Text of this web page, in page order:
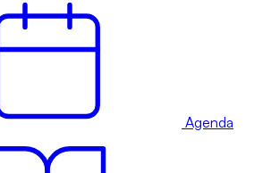
Agenda